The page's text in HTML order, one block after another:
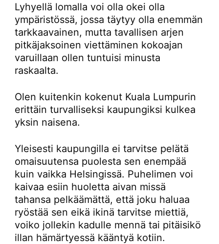
Lyhyellä lomalla voi olla okei olla
ympäristössä, jossa täytyy olla enemmän
tarkkaavainen, mutta tavallisen arjen
pitkäjaksoinen viettäminen kokoajan
varuillaan ollen tuntuisi minusta
raskaalta.
Olen kuitenkin kokenut Kuala Lumpurin
erittäin turvalliseksi kaupungiksi kulkea
yksin naisena.
Yleisesti kaupungilla ei tarvitse pelätä
omaisuutensa puolesta sen enempää
kuin vaikka Helsingissä. Puhelimen voi
kaivaa esiin huoletta aivan missä
tahansa pelkäämättä, että joku haluaa
ryöstää sen eikä ikinä tarvitse miettiä,
voiko jollekin kadulle mennä tai pitäisikö
illan hämärtyessä kääntyä kotiin.